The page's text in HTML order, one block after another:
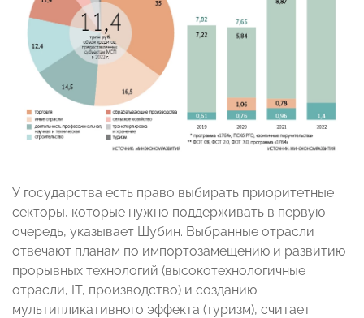
У государства есть право выбирать приоритетные
секторы, которые нужно поддерживать в первую
очередь, указывает Шубин. Выбранные отрасли
отвечают планам по импортозамещению и развитию
прорывных технологий (высокотехнологичные
отрасли, IT, производство) и созданию
мультипликативного эффекта (туризм), считает